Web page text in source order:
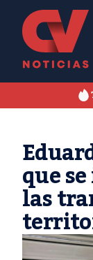
que
las